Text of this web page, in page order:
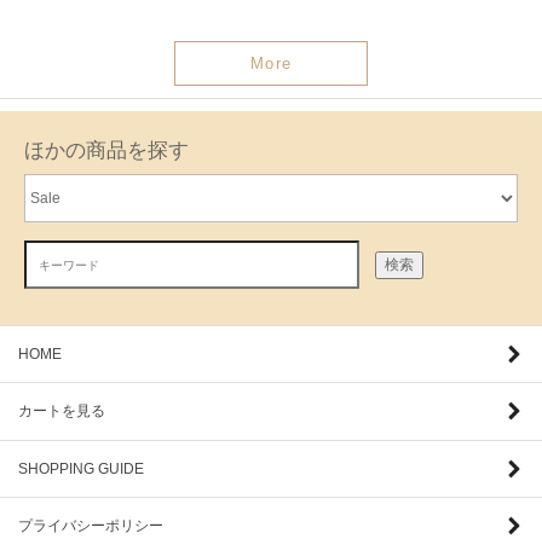
More
ほかの商品を探す
検索
HOME
カートを見る
SHOPPING GUIDE
プライバシーポリシー